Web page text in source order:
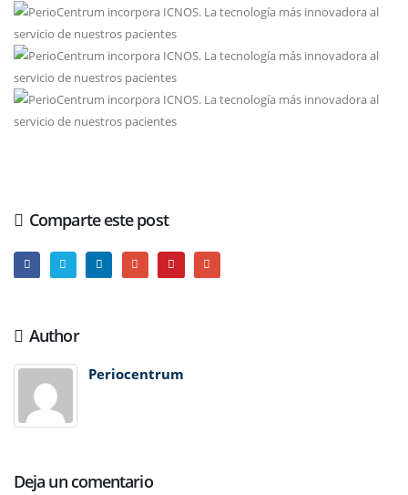
Comparte este post
Author
Periocentrum
Deja un comentario